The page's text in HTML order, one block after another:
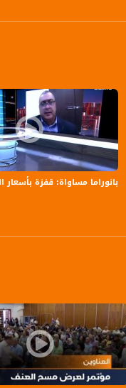
بانوراما مساواة: قفزة بأسعار